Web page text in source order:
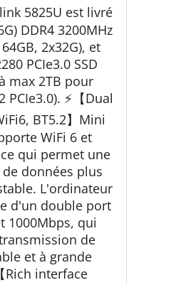
5825U est livré
DDR4 3200MHz
2x32G), et
PCIe3.0 SSD
max 2TB pour
⚡【Dual
BT5.2】Mini
WiFi 6 et
qui permet une
données plus
L'ordinateur
d'un double port
1000Mbps, qui
de
et à grande
Rich interface